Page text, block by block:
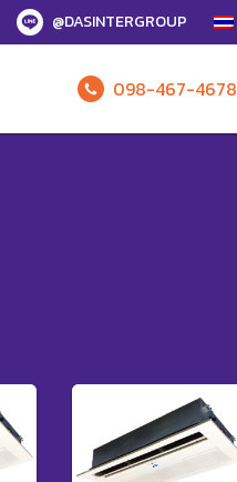
@DASINTERGROUP
098-467-4678